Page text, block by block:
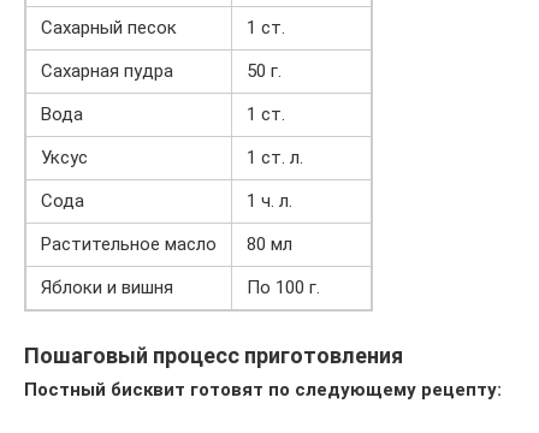
Сахарный песок
1 ст.
Сахарная пудра
50 г.
Вода
1 ст.
Уксус
1 ст. л.
Сода
1 ч. л.
Растительное масло
80 мл
Яблоки и вишня
По 100 г.
Пошаговый процесс приготовления
Постный бисквит готовят по следующему рецепту: